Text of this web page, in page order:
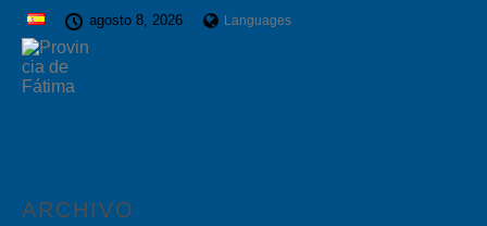
agosto 8, 2026 Languages
ARCHIVO